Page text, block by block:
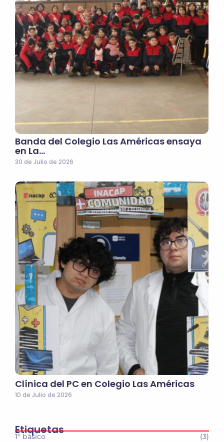
Banda del Colegio Las Américas ensaya
en La…
30 de Julio de 2026
Clínica del PC en Colegio Las Américas
10 de Julio de 2026
Etiquetas
1° básico
(3)